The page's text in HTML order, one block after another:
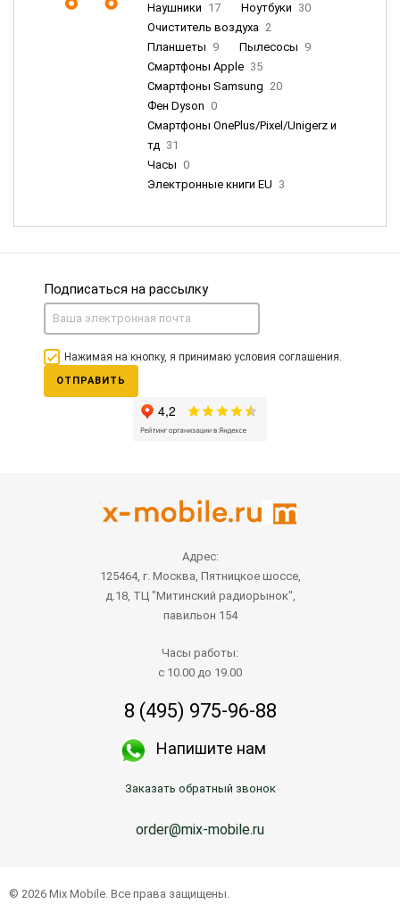
Наушники 17 Ноутбуки 30
Очиститель воздуха 2
Планшеты 9 Пылесосы 9
Смартфоны Apple 35
Смартфоны Samsung 20
Фен Dyson 0
Смартфоны OnePlus/Pixel/Unigerz и
тд 31
Часы 0
Электронные книги EU 3
Подписаться на рассылку
Нажимая на кнопку, я принимаю условия соглашения.
ОТПРАВИТЬ
Адрес:
125464, г. Москва, Пятницкое шоссе,
д.18, ТЦ "Митинский радиорынок",
павильон 154
Часы работы:
с 10.00 до 19.00
8 (495) 975-96-88
Напишите нам
Заказать обратный звонок
order@mix-mobile.ru
© 2026 Mix Mobile. Все права защищены.